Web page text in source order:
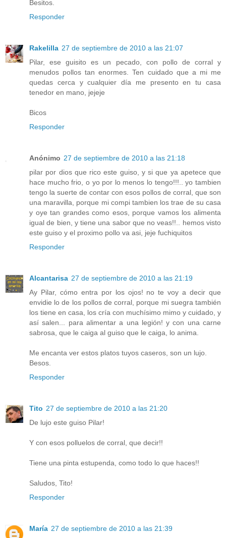
Besitos.
Responder
Rakelilla 27 de septiembre de 2010 a las 21:07
Pilar, ese guisito es un pecado, con pollo de corral y
menudos pollos tan enormes. Ten cuidado que a mi me
quedas cerca y cualquier día me presento en tu casa
tenedor en mano, jejeje
Bicos
Responder
Anónimo 27 de septiembre de 2010 a las 21:18
pilar por dios que rico este guiso, y si que ya apetece que
hace mucho frio, o yo por lo menos lo tengo!!!.. yo tambien
tengo la suerte de contar con esos pollos de corral, que son
una maravilla, porque mi compi tambien los trae de su casa
y oye tan grandes como esos, porque vamos los alimenta
igual de bien, y tiene una sabor que no veas!!.. hemos visto
este guiso y el proximo pollo va asi, jeje fuchiquitos
Responder
Alcantarisa 27 de septiembre de 2010 a las 21:19
Ay Pilar, cómo entra por los ojos! no te voy a decir que
envidie lo de los pollos de corral, porque mi suegra también
los tiene en casa, los cría con muchísimo mimo y cuidado, y
así salen... para alimentar a una legión! y con una carne
sabrosa, que le caiga al guiso que le caiga, lo anima.
Me encanta ver estos platos tuyos caseros, son un lujo.
Besos.
Responder
Tito 27 de septiembre de 2010 a las 21:20
De lujo este guiso Pilar!
Y con esos polluelos de corral, que decir!!
Tiene una pinta estupenda, como todo lo que haces!!
Saludos, Tito!
Responder
María 27 de septiembre de 2010 a las 21:39